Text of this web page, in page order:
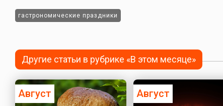
гастрономические праздники
Другие статьи в рубрике «В этом месяце»
Август Август